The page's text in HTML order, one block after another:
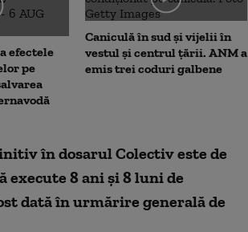
efectele
pe
Caniculă în sud și vijelii în
vestul și centrul țării. ANM a
emis trei coduri galbene
în dosarul Colectiv este de
execute 8 ani și 8 luni de
dată în urmărire generală de